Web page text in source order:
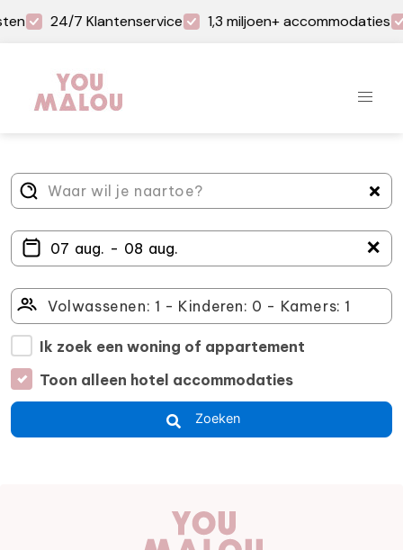
24/7 Klantenservice 1,3 miljoen+ accommodaties
＋
Ik zoek een woning of appartement
Toon alleen hotel accommodaties
Zoeken